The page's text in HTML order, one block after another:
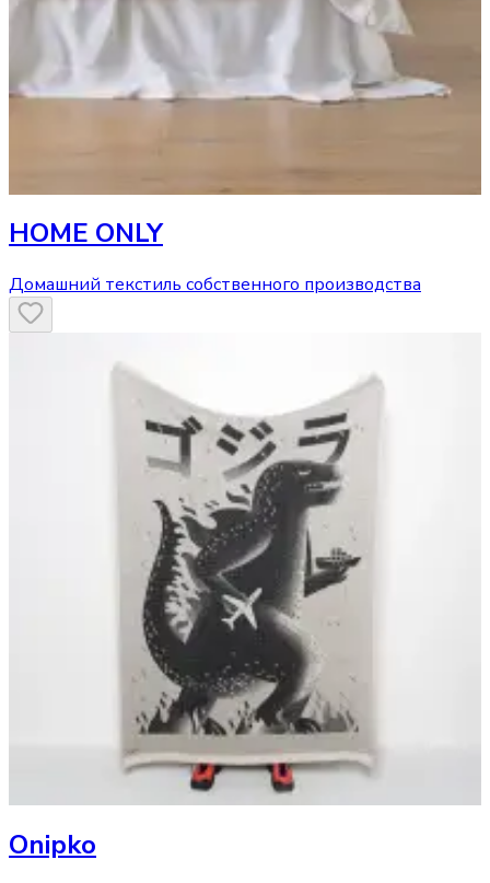
HOME ONLY
Домашний текстиль собственного производства
Onipko